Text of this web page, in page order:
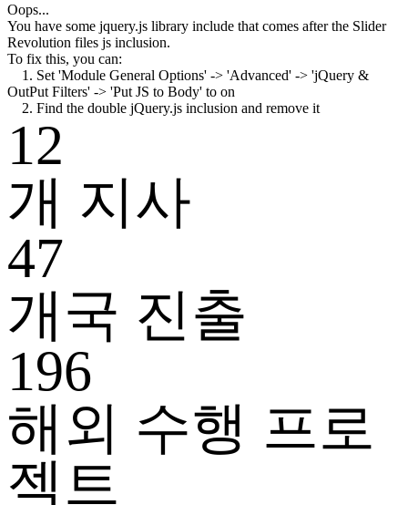
Oops...
You have some jquery.js library include that comes after the Slider
Revolution files js inclusion.
To fix this, you can:
1. Set 'Module General Options' -> 'Advanced' -> 'jQuery &
OutPut Filters' -> 'Put JS to Body' to on
2. Find the double jQuery.js inclusion and remove it
12
개 지사
47
개국 진출
196
해외 수행 프로
젝트